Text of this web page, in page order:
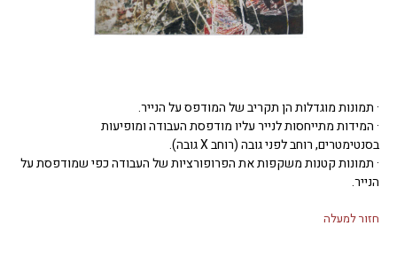
· תמונות מוגדלות הן תקריב של המודפס על הנייר.
· המידות מתייחסות לנייר עליו מודפסת העבודה ומופיעות
בסנטימטרים, רוחב לפני גובה (רוחב X גובה).
· תמונות קטנות משקפות את הפרופורציות של העבודה כפי שמודפסת על
הנייר.
חזור למעלה